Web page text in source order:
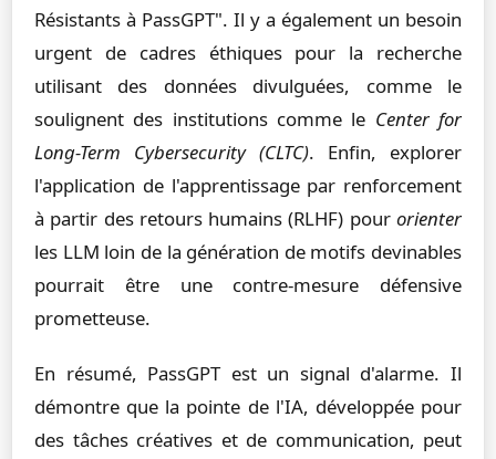
Résistants à PassGPT". Il y a également un besoin
urgent de cadres éthiques pour la recherche
utilisant des données divulguées, comme le
soulignent des institutions comme le Center for
Long-Term Cybersecurity (CLTC). Enfin, explorer
l'application de l'apprentissage par renforcement
à partir des retours humains (RLHF) pour orienter
les LLM loin de la génération de motifs devinables
pourrait être une contre-mesure défensive
prometteuse.
En résumé, PassGPT est un signal d'alarme. Il
démontre que la pointe de l'IA, développée pour
des tâches créatives et de communication, peut